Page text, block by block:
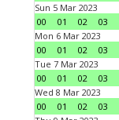
Sun 5 Mar 2023
00
01 02
03
Mon 6 Mar 2023
00
01 02
03
Tue 7 Mar 2023
00
01 02
03
Wed 8 Mar 2023
00
01 02
03